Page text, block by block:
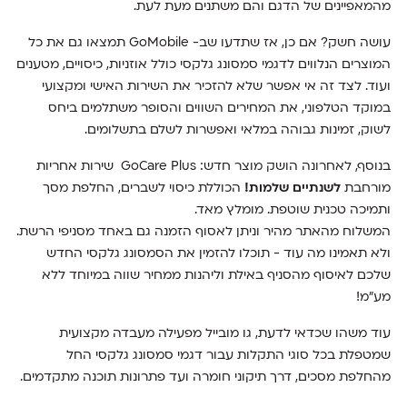
מהמאפיינים של הדגם והם משתנים מעת לעת.
עושה חשק? אם כן, אז שתדעו שב- GoMobile תמצאו גם את כל
המוצרים הנלווים לדגמי סמסונג גלקסי כולל אוזניות, כיסויים, מטענים
ועוד. לצד זה אי אפשר שלא להזכיר את השירות האישי ומקצועי
במוקד הטלפוני, את המחירים השווים והסופר משתלמים ביחס
לשוק, זמינות גבוהה במלאי ואפשרות לשלם בתשלומים.
בנוסף, לאחרונה הושק מוצר חדש: GoCare Plus שירות אחריות
מורחבת לשנתיים שלמות! הכוללת כיסוי לשברים, החלפת מסך
ותמיכה טכנית שוטפת. מומלץ מאד.
המשלוח מהאתר מהיר וניתן לאסוף הזמנה גם באחד מסניפי הרשת.
ולא תאמינו מה עוד - תוכלו להזמין את הסמסונג גלקסי החדש
שלכם לאיסוף מהסניף באילת וליהנות ממחיר שווה במיוחד ללא
מע"מ!
עוד משהו שכדאי לדעת, גו מובייל מפעילה מעבדה מקצועית
שמטפלת בכל סוגי התקלות עבור דגמי סמסונג גלקסי החל
מהחלפת מסכים, דרך תיקוני חומרה ועד פתרונות תוכנה מתקדמים.